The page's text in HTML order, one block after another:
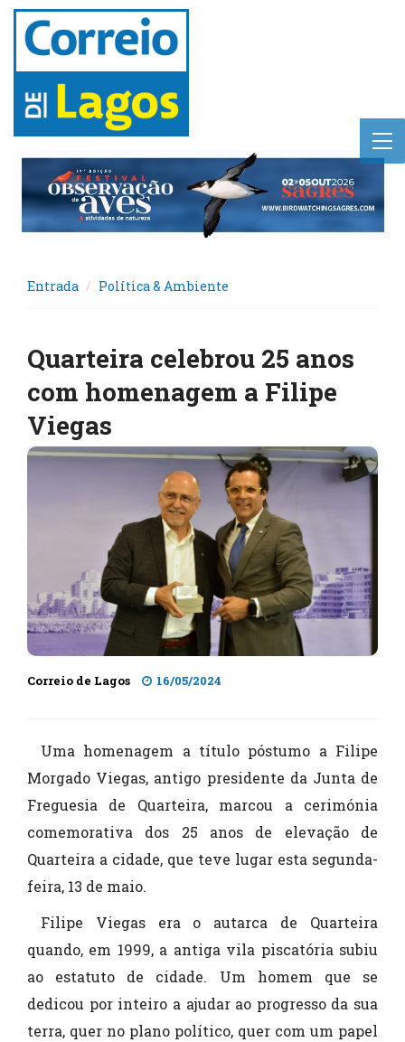
Entrada Política & Ambiente
Quarteira celebrou 25 anos
com homenagem a Filipe
Viegas
Correio de Lagos 16/05/2024
Uma homenagem a título póstumo a Filipe
Morgado Viegas, antigo presidente da Junta de
Freguesia de Quarteira, marcou a cerimónia
comemorativa dos 25 anos de elevação de
Quarteira a cidade, que teve lugar esta segunda-
feira, 13 de maio.
Filipe Viegas era o autarca de Quarteira
quando, em 1999, a antiga vila piscatória subiu
ao estatuto de cidade. Um homem que se
dedicou por inteiro a ajudar ao progresso da sua
terra, quer no plano político, quer com um papel